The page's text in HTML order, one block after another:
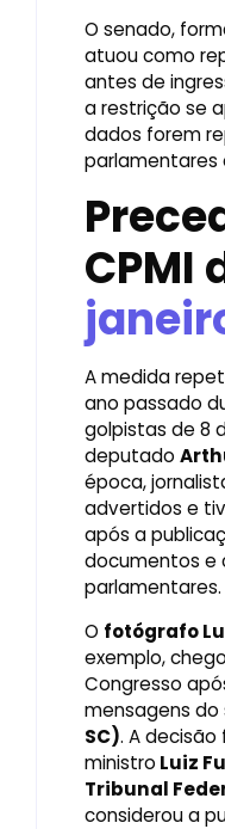
O senado,
atuou como
antes de
a restrição se
dados forem
parlamentares
CPMI
A medida
ano passado
golpistas de 8
deputado
época,
advertidos e
após a
documentos e
parlamentares.
O fotógrafo
exemplo,
Congresso
mensagens do
SC). A
ministro Luiz
Tribunal
considerou a